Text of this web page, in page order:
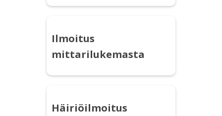
Ilmoitus
mittarilukemasta
Häiriöilmoitus